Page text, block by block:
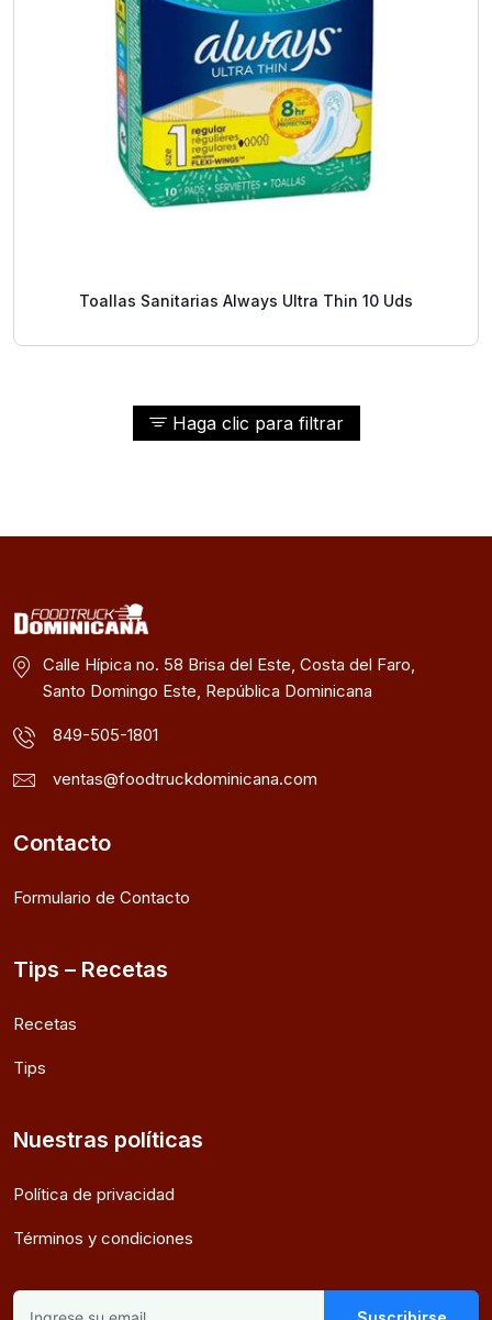
Haga clic para filtrar
Toallas Sanitarias Always Ultra Thin 10 Uds
Calle Hípica no. 58 Brisa del Este, Costa del Faro,
Santo Domingo Este, República Dominicana
849-505-1801
ventas@foodtruckdominicana.com
Contacto
Formulario de Contacto
Tips – Recetas
Recetas
Tips
Nuestras políticas
Política de privacidad
Términos y condiciones